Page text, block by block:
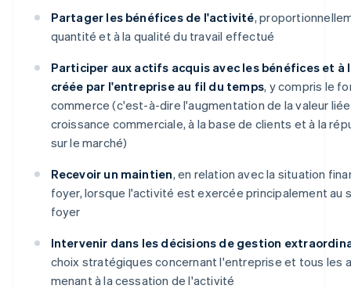
Partager les bénéfices de l'activité,
quantité et à la qualité du travail effectué
Participer aux actifs acquis avec les bénéfices et à
créée par l'entreprise au fil du temps, y compris le
commerce (c'est-à-dire l'augmentation de la valeur liée
croissance commerciale, à la base de clients et à la
sur le marché)
Recevoir un maintien, en relation avec la situation
foyer, lorsque l'activité est exercée principalement au
foyer
Intervenir dans les décisions de gestion
choix stratégiques concernant l'entreprise et tous les
menant à la cessation de l'activité